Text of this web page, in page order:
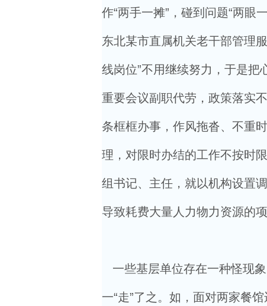
作“两手一摊”，碰到问题“两眼
东北某市直属机关老干部管理
线岗位”不用继续努力，于是把
重要会议副职代劳，政策落实
条框框办事，作风拖沓、不重
理，对限时办结的工作不按时
组书记、主任，就以机构设置
导致耗费大量人力物力资源的
一些基层单位存在一种怪现象
一“走”了之。如，面对两家餐